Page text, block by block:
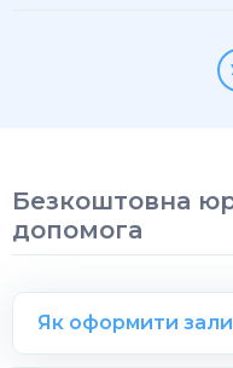
Безкоштовна
допомога
Як оформити